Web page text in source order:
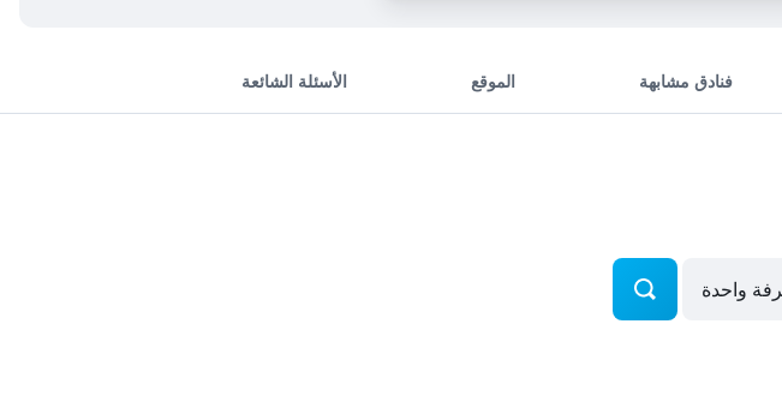
فنادق مشابهة الموقع الأسئلة الشائعة